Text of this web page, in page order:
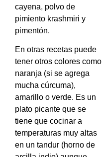
cayena, polvo de
pimiento krashmiri y
pimentón.
En otras recetas puede
tener otros colores como
naranja (si se agrega
mucha cúrcuma),
amarillo o verde. Es un
plato picante que se
tiene que cocinar a
temperaturas muy altas
en un tandur (horno de